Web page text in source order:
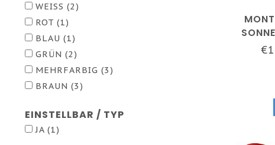
WEISS (2)
ROT (1)
BLAU (1)
GRÜN (2)
MEHRFARBIG (3)
BRAUN (3)
EINSTELLBAR / TYP
JA (1)